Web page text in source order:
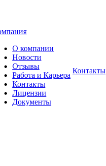
О компании
Новости
Отзывы
Работа и Карьера
Контакты
Лицензии
Документы
Контакты